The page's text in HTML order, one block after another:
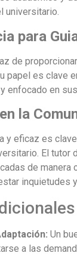
universitario.
para
de
papel es clave
enfocado en
la
y eficaz es
El tutor
de manera
inquietudes
Un
a las